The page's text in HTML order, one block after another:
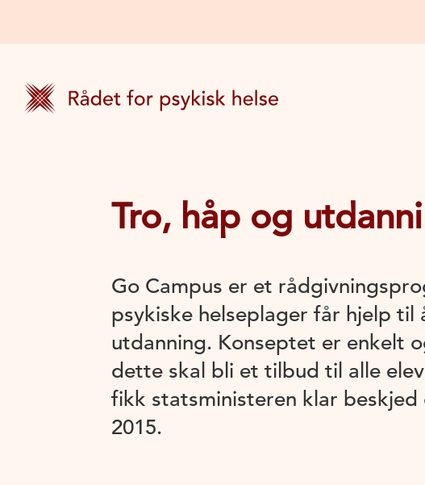
Tro, håp og
Go Campus er et
psykiske helseplager får hjelp
utdanning. Konseptet er enkelt
dette skal bli et tilbud til alle
fikk statsministeren klar
2015.